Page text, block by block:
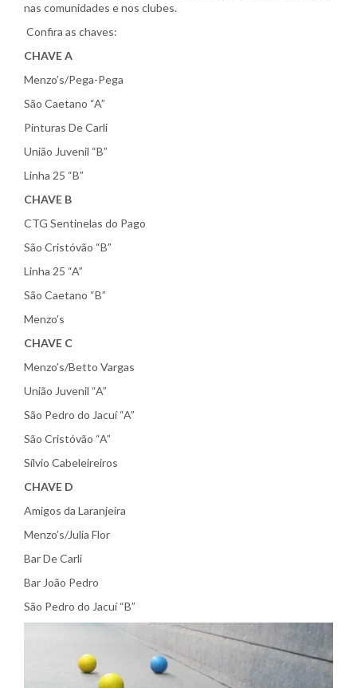
nas comunidades e nos clubes.
Confira as chaves:
CHAVE A
Menzo’s/Pega-Pega
São Caetano “A”
Pinturas De Carli
União Juvenil “B”
Linha 25 “B”
CHAVE B
CTG Sentinelas do Pago
São Cristóvão “B”
Linha 25 “A”
São Caetano “B”
Menzo’s
CHAVE C
Menzo’s/Betto Vargas
União Juvenil “A”
São Pedro do Jacuí “A”
São Cristóvão “A”
Sílvio Cabeleireiros
CHAVE D
Amigos da Laranjeira
Menzo’s/Julia Flor
Bar De Carli
Bar João Pedro
São Pedro do Jacuí “B”